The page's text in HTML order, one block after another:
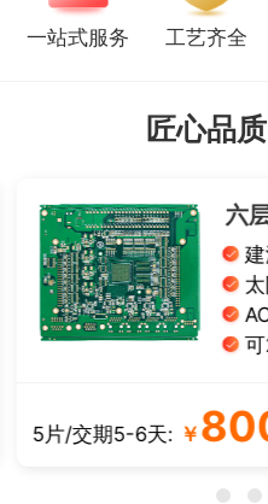
一站式服务 工艺齐全
匠心品
六
5片/交期5-6天: ￥